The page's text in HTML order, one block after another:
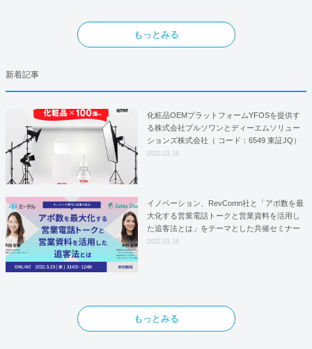
もっとみる
新着記事
化粧品OEMプラットフォームYFOSを提供す
る株式会社プルソワンとディーエムソリュー
ションズ株式会社（ コード：6549 東証JQ）
はYFOSにおけるロジスティクスパートナー
2022.03.16
イノベーション、RevComn社と「アポ数を最
大化する営業電話トークと営業資料を活用し
た追客法とは」をテーマとした共催セミナー
を開催！
2022.03.16
もっとみる